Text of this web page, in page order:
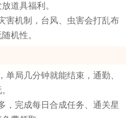
道具福利。
害机制，台风、虫害会打乱布
机性。
单局几分钟就能结束，通勤、
，完成每日合成任务、通关星